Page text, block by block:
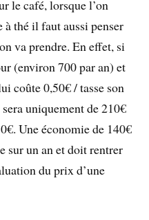
le café, lorsque l’on
thé il faut aussi penser
va prendre. En effet, si
(environ 700 par an) et
coûte 0,50€ / tasse son
uniquement de 210€
Une économie de 140€
sur un an et doit rentrer
du prix d’une